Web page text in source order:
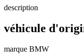
description
véhicule
marque BMW